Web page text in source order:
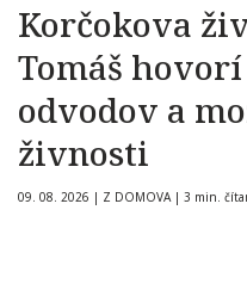
Korčokova
Tomáš
odvodov a
živnosti
09. 08. 2026 | Z DOMOVA | 3 min.